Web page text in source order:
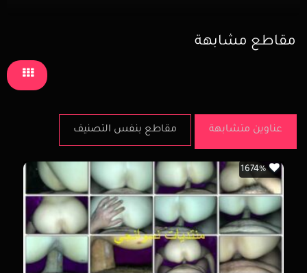
مقاطع مشابهة
عناوين متشابهة مقاطع بنفس التصنيف
1674%